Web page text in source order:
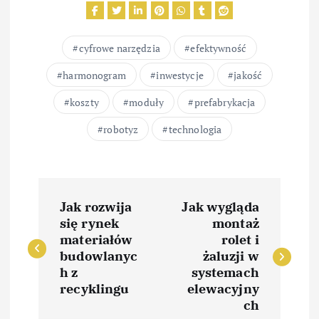
cyfrowe narzędzia
efektywność
harmonogram
inwestycje
jakość
koszty
moduły
prefabrykacja
robotyz
technologia
a
w
Jak rozwija
się rynek
materiałów
budowlanyc
h z
recyklingu
Jak wygląda
montaż
rolet i
żaluzji w
systemach
elewacyjny
ch